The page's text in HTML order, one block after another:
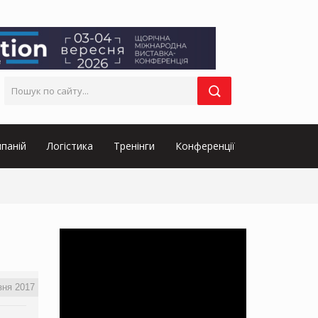
Логістика Тренінги Конференції
2017